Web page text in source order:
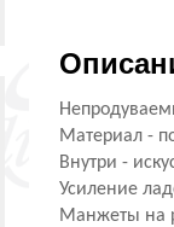
Материал -
Внутри -
Усиление
Манжеты на